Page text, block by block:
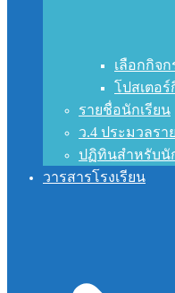
เลือกกิจ
โปสเตอ
รายชื่อนักเรียน
ว.4 ประมวลรา
ปฏิทินสำหรับนั
วารสารโรงเรียน